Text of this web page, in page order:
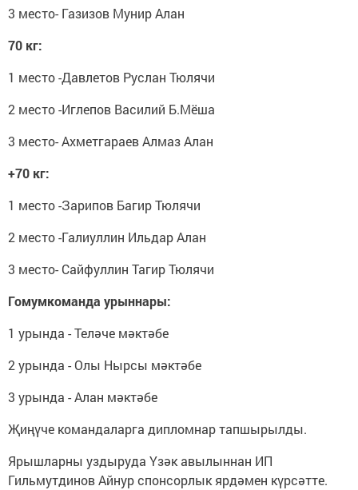
3 место- Газизов Мунир Алан
70 кг:
1 место -Давлетов Руслан Тюлячи
2 место -Иглепов Василий Б.Мёша
3 место- Ахметгараев Алмаз Алан
+70 кг:
1 место -Зарипов Багир Тюлячи
2 место -Галиуллин Ильдар Алан
3 место- Сайфуллин Тагир Тюлячи
Гомумкоманда урыннары:
1 урында - Теләче мәктәбе
2 урында - Олы Нырсы мәктәбе
3 урында - Алан мәктәбе
Җиңүче командаларга дипломнар тапшырылды.
Ярышларны уздыруда Үзәк авылыннан ИП
Гильмутдинов Айнур спонсорлык ярдәмен күрсәтте.